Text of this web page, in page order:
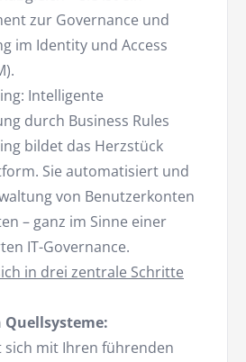
zur Governance und
im Identity und Access
Intelligente
durch Business Rules
bildet das Herzstück
Sie automatisiert und
von Benutzerkonten
– ganz im Sinne einer
IT-Governance.
in drei zentrale Schritte
sich mit Ihren führenden